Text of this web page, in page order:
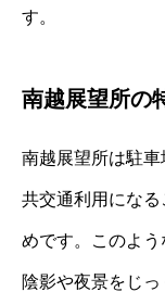
す。
南越展望所の
南越展望所は駐
共交通利用にな
めです。このよ
陰影や夜景をじ